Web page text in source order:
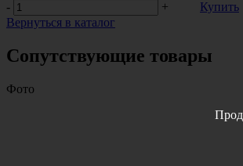
-
+
Купить
Вернуться в каталог
Сопутствующие товары
Фото